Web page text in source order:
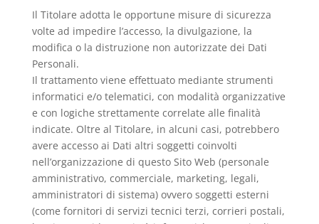
Il Titolare adotta le opportune misure di sicurezza
volte ad impedire l’accesso, la divulgazione, la
modifica o la distruzione non autorizzate dei Dati
Personali.
Il trattamento viene effettuato mediante strumenti
informatici e/o telematici, con modalità organizzative
e con logiche strettamente correlate alle finalità
indicate. Oltre al Titolare, in alcuni casi, potrebbero
avere accesso ai Dati altri soggetti coinvolti
nell’organizzazione di questo Sito Web (personale
amministrativo, commerciale, marketing, legali,
amministratori di sistema) ovvero soggetti esterni
(come fornitori di servizi tecnici terzi, corrieri postali,